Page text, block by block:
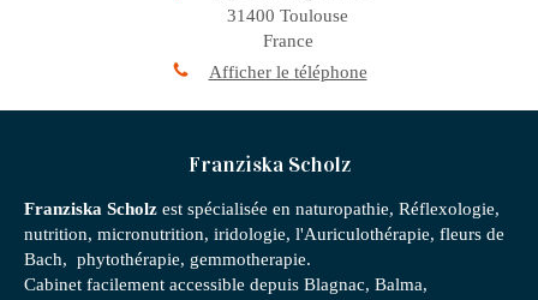
31400 Toulouse
France
Afficher le téléphone
Franziska Scholz
Franziska Scholz est spécialisée en naturopathie, Réflexologie,
nutrition, micronutrition, iridologie, l'Auriculothérapie, fleurs de
Bach, phytothérapie, gemmotherapie.
Cabinet facilement accessible depuis Blagnac, Balma,